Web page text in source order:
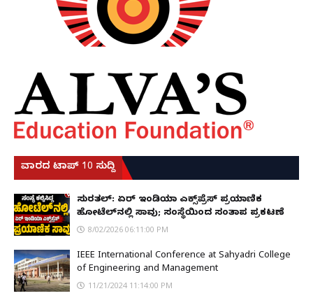
ವಾರದ ಟಾಪ್ 10 ಸುದ್ದಿ
ಸುರತ್ಕಲ್: ಏರ್ ಇಂಡಿಯಾ ಎಕ್ಸ್‌ಪ್ರೆಸ್ ಪ್ರಯಾಣಿಕ
ಹೋಟೆಲ್‌ನಲ್ಲಿ ಸಾವು; ಸಂಸ್ಥೆಯಿಂದ ಸಂತಾಪ ಪ್ರಕಟಣೆ
8/02/2026 06:11:00 PM
IEEE International Conference at Sahyadri College
of Engineering and Management
11/21/2024 11:14:00 PM